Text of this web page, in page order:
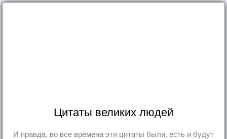
Цитаты великих людей
И правда, во все времена эти цитаты были, есть и будут